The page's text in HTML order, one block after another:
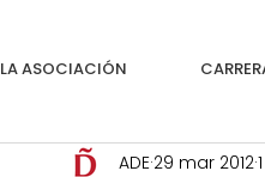
LA ASOCIACIÓN
ADE 29 mar 2012